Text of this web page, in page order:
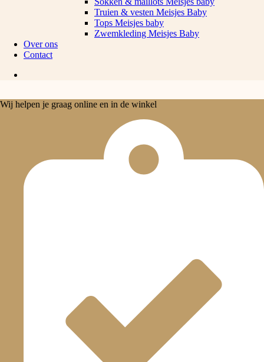
Truien & vesten Meisjes Baby
Tops Meisjes baby
Zwemkleding Meisjes Baby
Over ons
Contact
Wij helpen je graag online en in de winkel